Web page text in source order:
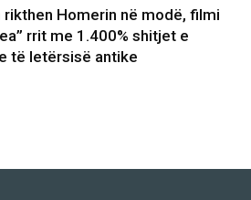
rikthen Homerin në modë, filmi
rrit me 1.400% shitjet e
të letërsisë antike